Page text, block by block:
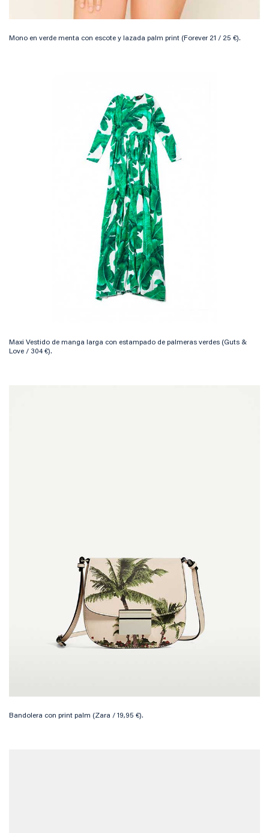
Mono en verde menta con escote y lazada palm print (Forever 21 / 25 €).
Maxi Vestido de manga larga con estampado de palmeras verdes (Guts &
Love / 304 €).
Bandolera con print palm (Zara / 19,95 €).